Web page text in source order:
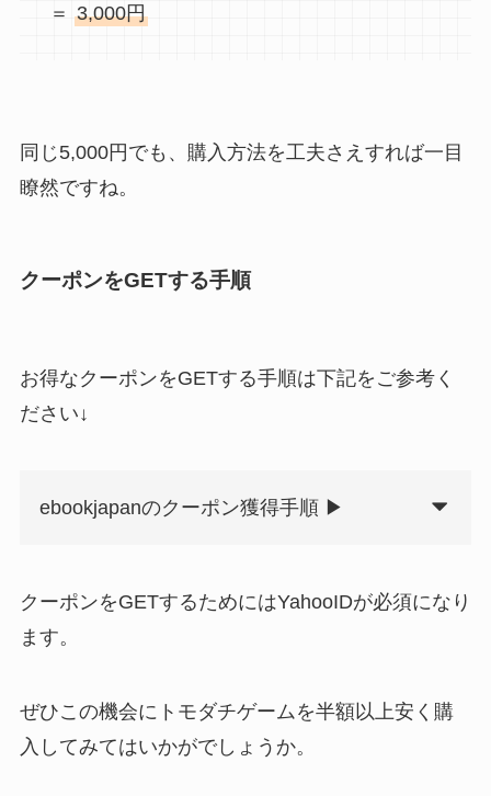
＝ 3,000円
同じ5,000円でも、購入方法を工夫さえすれば一目
瞭然ですね。
クーポンをGETする手順
お得なクーポンをGETする手順は下記をご参考く
ださい↓
ebookjapanのクーポン獲得手順 ▶
クーポンをGETするためにはYahooIDが必須になり
ます。
ぜひこの機会にトモダチゲームを半額以上安く購
入してみてはいかがでしょうか。